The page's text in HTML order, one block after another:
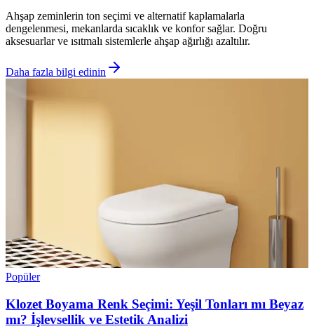
Ahşap zeminlerin ton seçimi ve alternatif kaplamalarla
dengelenmesi, mekanlarda sıcaklık ve konfor sağlar. Doğru
aksesuarlar ve ısıtmalı sistemlerle ahşap ağırlığı azaltılır.
Daha fazla bilgi edinin
Popüler
Klozet Boyama Renk Seçimi: Yeşil Tonları mı Beyaz
mı? İşlevsellik ve Estetik Analizi